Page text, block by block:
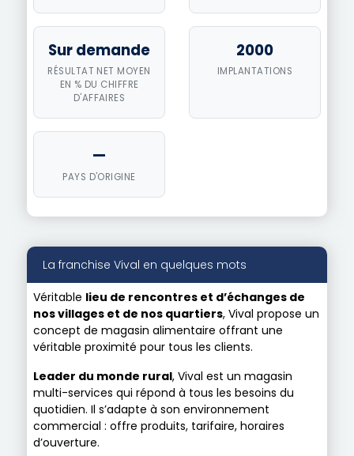
Sur demande
RÉSULTAT NET MOYEN
EN % DU CHIFFRE
D'AFFAIRES
2000
IMPLANTATIONS
—
PAYS D'ORIGINE
La franchise Vival en quelques mots
Véritable lieu de rencontres et d’échanges de
nos villages et de nos quartiers, Vival propose un
concept de magasin alimentaire offrant une
véritable proximité pour tous les clients.
Leader du monde rural, Vival est un magasin
multi-services qui répond à tous les besoins du
quotidien. Il s’adapte à son environnement
commercial : offre produits, tarifaire, horaires
d’ouverture.